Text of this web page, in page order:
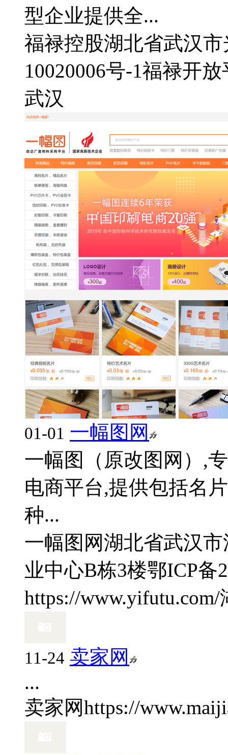
型企业提供全...
福禄控股湖北省武汉
10020006号-1福禄开放
武汉
01-01 一幅图网
一幅图（原改图网）,
电商平台,提供包括名
种...
一幅图网湖北省武汉
业中心B栋3楼鄂ICP备
https://www.yifutu.com/
11-24 卖家网
...
卖家网https://